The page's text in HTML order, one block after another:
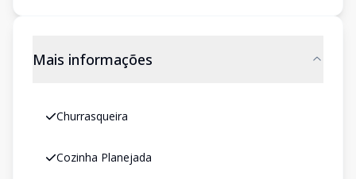
Mais informações
Churrasqueira
Cozinha Planejada